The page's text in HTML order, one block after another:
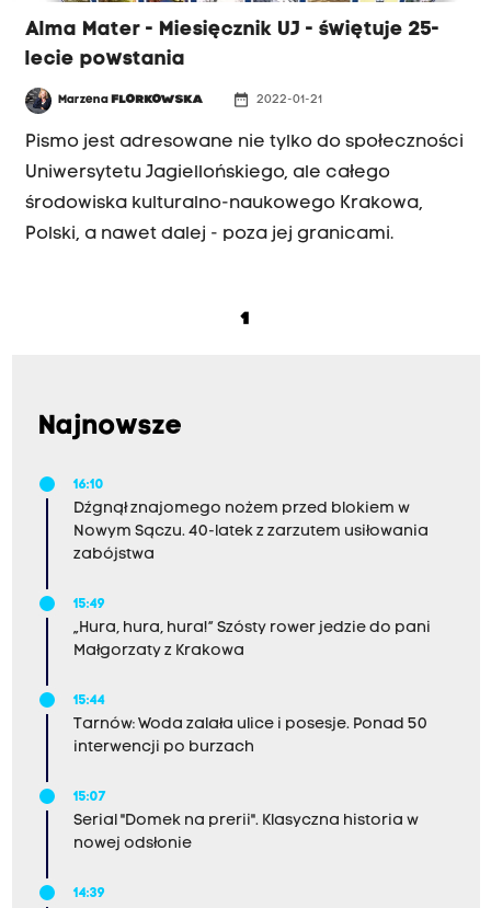
Alma Mater - Miesięcznik UJ - świętuje 25-
lecie powstania
Marzena FLORKOWSKA date_range 2022-01-21
Pismo jest adresowane nie tylko do społeczności
Uniwersytetu Jagiellońskiego, ale całego
środowiska kulturalno-naukowego Krakowa,
Polski, a nawet dalej - poza jej granicami.
1
Najnowsze
16:10
Dźgnął znajomego nożem przed blokiem w
Nowym Sączu. 40-latek z zarzutem usiłowania
zabójstwa
15:49
„Hura, hura, hura!” Szósty rower jedzie do pani
Małgorzaty z Krakowa
15:44
Tarnów: Woda zalała ulice i posesje. Ponad 50
interwencji po burzach
15:07
Serial "Domek na prerii". Klasyczna historia w
nowej odsłonie
14:39